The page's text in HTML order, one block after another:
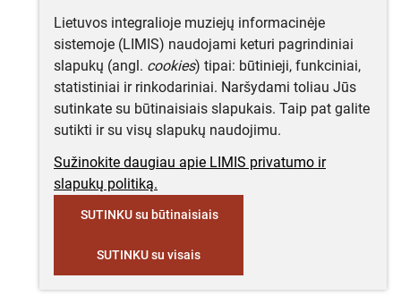
Lietuvos integralioje muziejų informacinėje
sistemoje (LIMIS) naudojami keturi pagrindiniai
slapukų (angl. cookies) tipai: būtinieji, funkciniai,
statistiniai ir rinkodariniai. Naršydami toliau Jūs
sutinkate su būtinaisiais slapukais. Taip pat galite
sutikti ir su visų slapukų naudojimu.
Sužinokite daugiau apie LIMIS privatumo ir
slapukų politiką.
SUTINKU su būtinaisiais
SUTINKU su visais